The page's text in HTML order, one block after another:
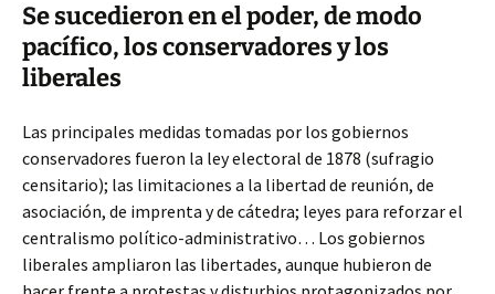
Se sucedieron en el poder, de modo
pacífico, los conservadores y los
liberales
Las principales medidas tomadas por los gobiernos
conservadores fueron la ley electoral de 1878 (sufragio
censitario); las limitaciones a la libertad de reunión, de
asociación, de imprenta y de cátedra; leyes para reforzar el
centralismo político-administrativo… Los gobiernos
liberales ampliaron las libertades, aunque hubieron de